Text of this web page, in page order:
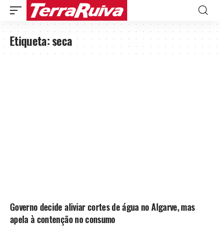
Etiqueta:seca
Governo decide aliviar cortes de água no Algarve, mas
apela à contenção no consumo